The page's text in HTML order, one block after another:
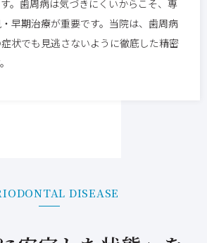
。歯周病は気づきにくいからこそ、専
早期治療が重要です。当院は、歯周病
状でも見逃さないように徹底した精密
DISEASE